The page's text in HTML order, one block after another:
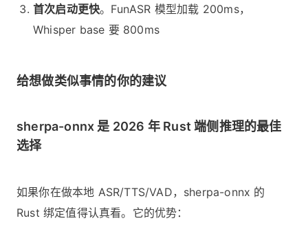
首次启动更快。FunASR 模型加载 200ms，
Whisper base 要 800ms
给想做类似事情的你的建议
sherpa-onnx 是 2026 年 Rust 端侧推理的最佳
选择
如果你在做本地 ASR/TTS/VAD，sherpa-onnx 的
Rust 绑定值得认真看。它的优势：